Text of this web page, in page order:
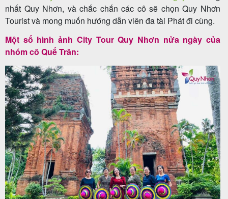
Nhơn
Lịch
khởi
hành
Tin
du
lịch
nhất Quy Nhơn, và chắc chắn các cô sẽ chọn Quy Nhơn
Tourist và mong muốn hướng dẫn viên đa tài Phát đi cùng.
Một số hình ảnh City Tour Quy Nhơn nửa ngày của
nhóm cô Quế Trân: